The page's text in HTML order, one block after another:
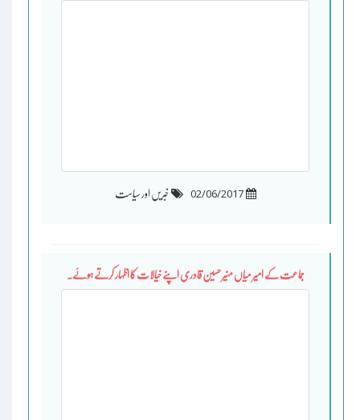
02/06/2017 خبریں اور سیاست
جماعت کے امیر میاں منیر حسین قادری اپنے خیالات کا اظہار کرتے ہوئے۔